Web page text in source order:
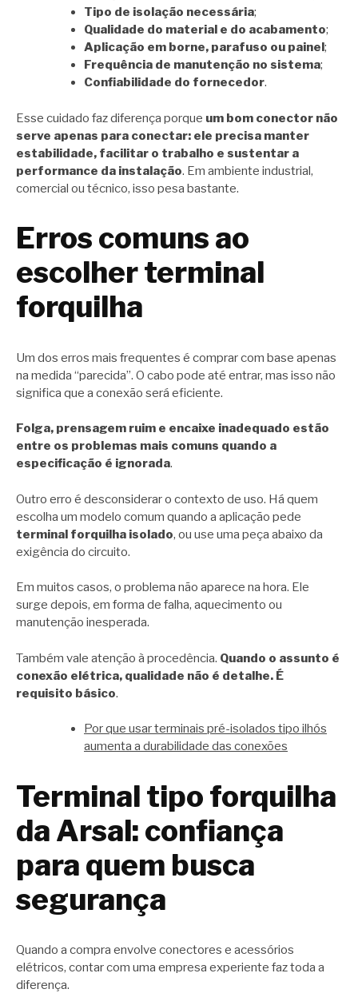
Tipo de isolação necessária;
Qualidade do material e do acabamento;
Aplicação em borne, parafuso ou painel ;
Frequência de manutenção no sistema;
Confiabilidade do fornecedor.
Esse cuidado faz diferença porque um bom conector não
serve apenas para conectar: ele precisa manter
estabilidade, facilitar o trabalho e sustentar a
performance da instalação. Em ambiente industrial,
comercial ou técnico, isso pesa bastante.
Erros comuns ao
escolher terminal
forquilha
Um dos erros mais frequentes é comprar com base apenas
na medida “parecida”. O cabo pode até entrar, mas isso não
significa que a conexão será eficiente.
Folga, prensagem ruim e encaixe inadequado estão
entre os problemas mais comuns quando a
especificação é ignorada.
Outro erro é desconsiderar o contexto de uso. Há quem
escolha um modelo comum quando a aplicação pede
terminal forquilha isolado, ou use uma peça abaixo da
exigência do circuito.
Em muitos casos, o problema não aparece na hora. Ele
surge depois, em forma de falha, aquecimento ou
manutenção inesperada.
Também vale atenção à procedência. Quando o assunto é
conexão elétrica, qualidade não é detalhe. É
requisito básico.
Por que usar terminais pré-isolados tipo ilhós
aumenta a durabilidade das conexões
Terminal tipo forquilha
da Arsal: confiança
para quem busca
segurança
Quando a compra envolve conectores e acessórios
elétricos, contar com uma empresa experiente faz toda a
diferença.